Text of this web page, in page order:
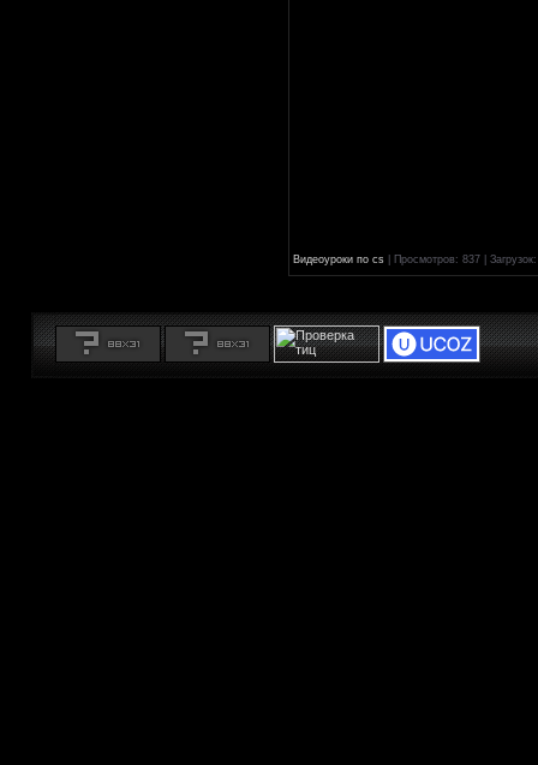
Видеоуроки по cs | Просмотров: 837 |